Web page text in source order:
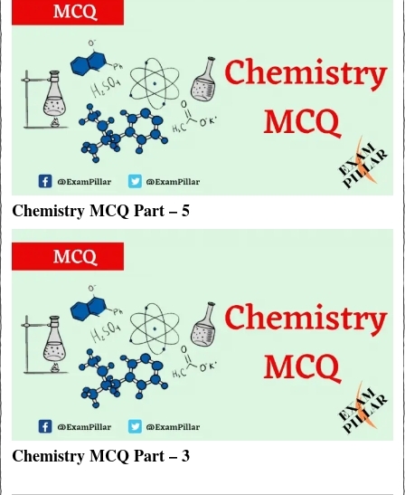
Chemistry MCQ Part – 5
Chemistry MCQ Part – 3